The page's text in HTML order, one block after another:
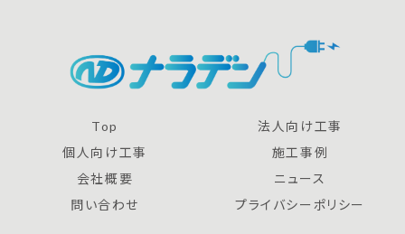
Top
法人向け工事
個人向け工事
施工事例
会社概要
ニュース
問い合わせ
プライバシーポリシー